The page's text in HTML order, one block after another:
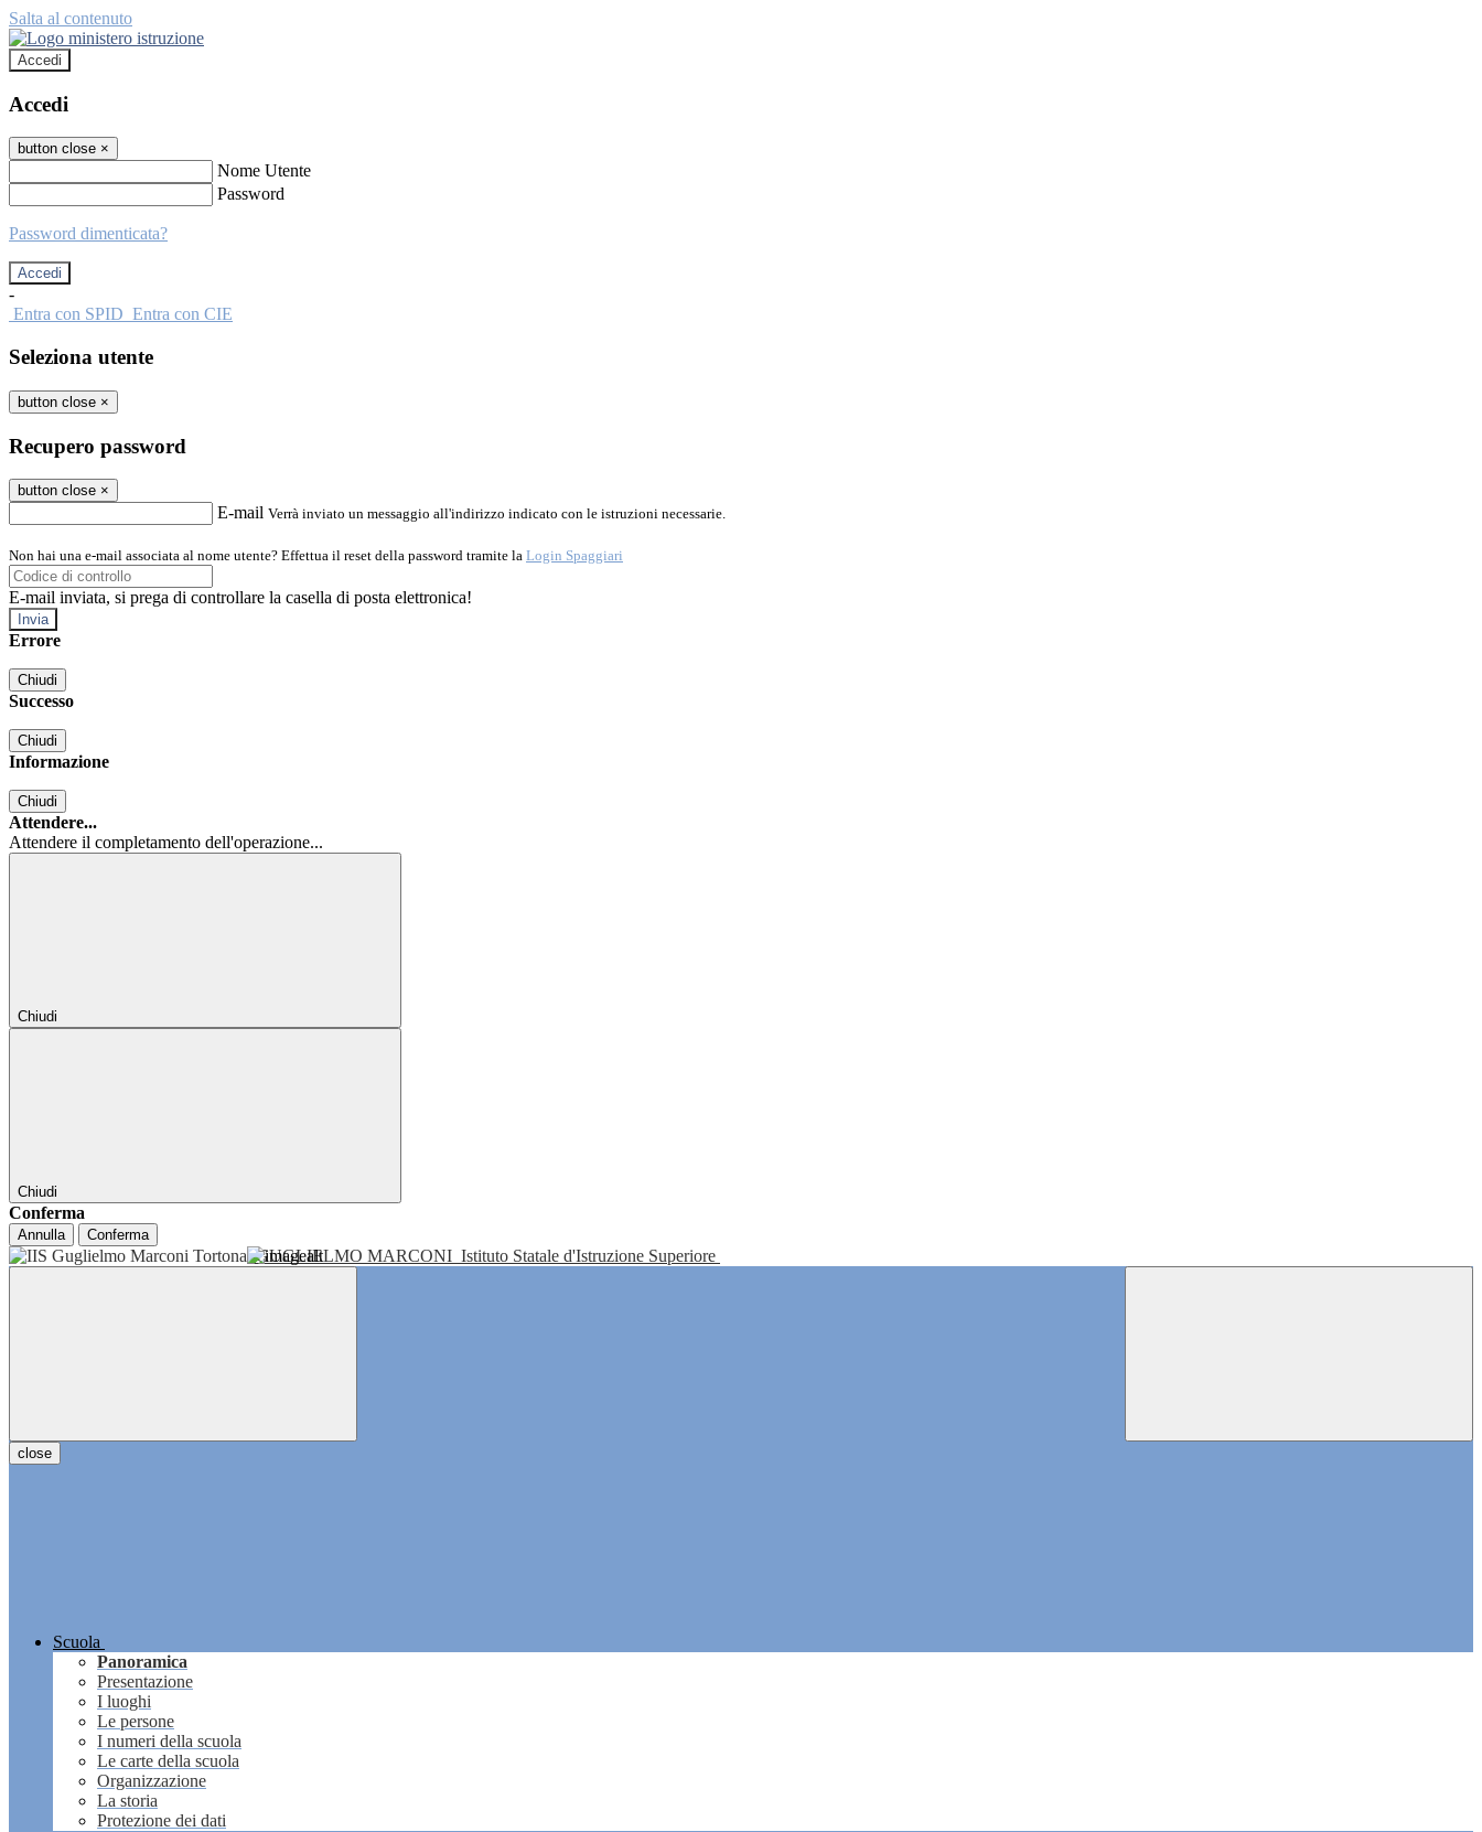
Salta al contenuto
Accedi
Accedi
button close ×
Nome Utente
Password
Password dimenticata?
-
Entra con SPID Entra con CIE
Seleziona utente
button close ×
Recupero password
button close ×
E-mail Verrà inviato un messaggio all'indirizzo indicato con le istruzioni necessarie.
Non hai una e-mail associata al nome utente? Effettua il reset della password tramite la Login Spaggiari
E-mail inviata, si prega di controllare la casella di posta elettronica!
Errore
Chiudi
Successo
Chiudi
Informazione
Chiudi
Attendere...
Attendere il completamento dell'operazione...
Chiudi
Chiudi
Conferma
Annulla Conferma
GUGLIELMO MARCONI Istituto Statale d'Istruzione Superiore
close
Scuola
Panoramica
Presentazione
I luoghi
Le persone
I numeri della scuola
Le carte della scuola
Organizzazione
La storia
Protezione dei dati